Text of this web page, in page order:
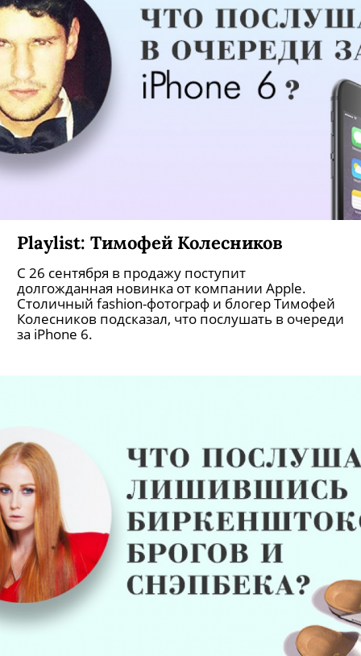
Playlist: Тимофей Колесников
С 26 сентября в продажу поступит
долгожданная новинка от компании Apple.
Столичный fashion-фотограф и блогер Тимофей
Колесников подсказал, что послушать в очереди
за iPhone 6.